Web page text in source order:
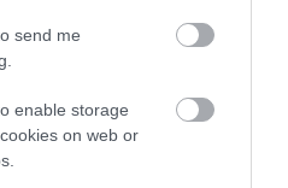
send me
enable storage
on web or
επταετία»–Τι
είπε για
ΟΠΕΚΕΠΕ,Τσίπρα
39 min
Ειρήνη
Αγαπηδάκη στο